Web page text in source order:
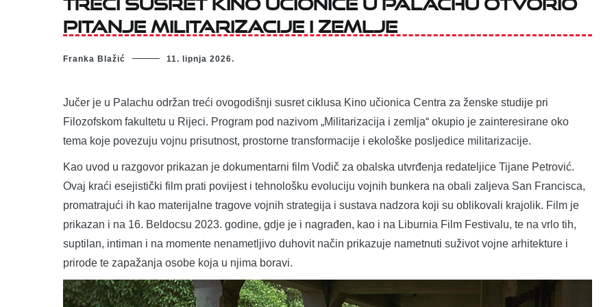
pitanje militarizacije i zemlje
Franka Blažić 11. lipnja 2026.
Jučer je u Palachu održan treći ovogodišnji susret ciklusa Kino učionica Centra za ženske studije pri
Filozofskom fakultetu u Rijeci. Program pod nazivom „Militarizacija i zemlja“ okupio je zainteresirane oko
tema koje povezuju vojnu prisutnost, prostorne transformacije i ekološke posljedice militarizacije.
Kao uvod u razgovor prikazan je dokumentarni film Vodič za obalska utvrđenja redateljice Tijane Petrović.
Ovaj kraći esejistički film prati povijest i tehnološku evoluciju vojnih bunkera na obali zaljeva San Francisca,
promatrajući ih kao materijalne tragove vojnih strategija i sustava nadzora koji su oblikovali krajolik. Film je
prikazan i na 16. Beldocsu 2023. godine, gdje je i nagrađen, kao i na Liburnia Film Festivalu, te na vrlo tih,
suptilan, intiman i na momente nenametljivo duhovit način prikazuje nametnuti suživot vojne arhitekture i
prirode te zapažanja osobe koja u njima boravi.